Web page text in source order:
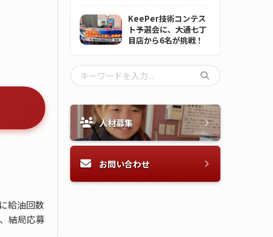
給油回数
結局応募
KeePer技術コンテス
ト予選会に、大通七丁
目店から6名が挑戦！
人材募集
お問い合わせ